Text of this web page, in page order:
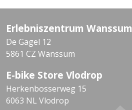
Erlebniszentrum Wanssum
De Gagel 12
5861 CZ Wanssum
E-bike Store Vlodrop
Herkenbosserweg 15
6063 NL Vlodrop